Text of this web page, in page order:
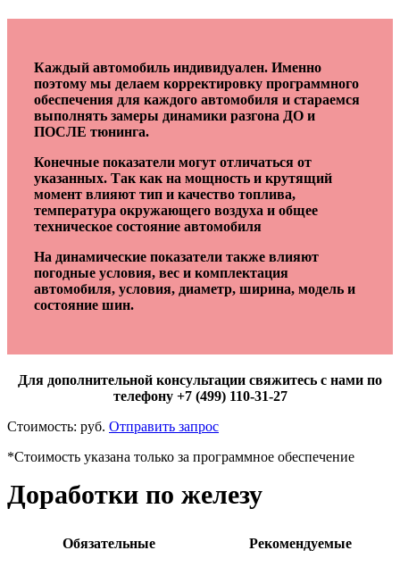
Каждый автомобиль индивидуален. Именно
поэтому мы делаем корректировку программного
обеспечения для каждого автомобиля и стараемся
выполнять замеры динамики разгона ДО и
ПОСЛЕ тюнинга.
Конечные показатели могут отличаться от
указанных. Так как на мощность и крутящий
момент влияют тип и качество топлива,
температура окружающего воздуха и общее
техническое состояние автомобиля
На динамические показатели также влияют
погодные условия, вес и комплектация
автомобиля, условия, диаметр, ширина, модель и
состояние шин.
Для дополнительной консультации свяжитесь с нами по
телефону +7 (499) 110-31-27
Стоимость: руб. Отправить запрос
*Стоимость указана только за программное обеспечение
Доработки по железу
Обязательные Рекомендуемые